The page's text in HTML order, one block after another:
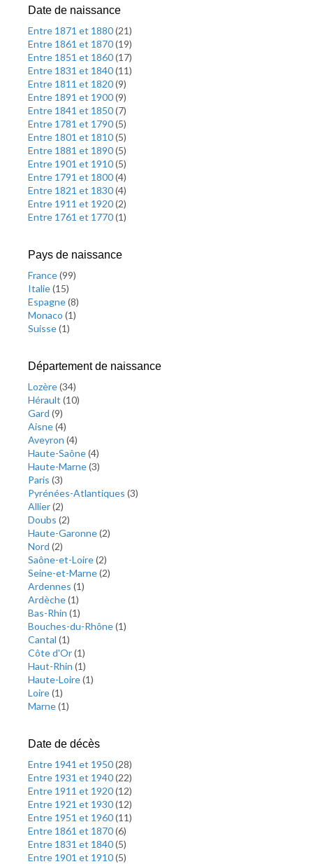
Date de naissance
Entre 1871 et 1880(21)
Entre 1861 et 1870(19)
Entre 1851 et 1860(17)
Entre 1831 et 1840(11)
Entre 1811 et 1820(9)
Entre 1891 et 1900(9)
Entre 1841 et 1850(7)
Entre 1781 et 1790(5)
Entre 1801 et 1810(5)
Entre 1881 et 1890(5)
Entre 1901 et 1910(5)
Entre 1791 et 1800(4)
Entre 1821 et 1830(4)
Entre 1911 et 1920(2)
Entre 1761 et 1770(1)
Pays de naissance
France(99)
Italie(15)
Espagne(8)
Monaco (1)
Suisse(1)
Département de naissance
Lozère(34)
Hérault (10)
Gard (9)
Aisne(4)
Aveyron (4)
Haute-Saône(4)
Haute-Marne(3)
Paris (3)
Pyrénées-Atlantiques (3)
Allier(2)
Doubs (2)
Haute-Garonne(2)
Nord (2)
Saône-et-Loire(2)
Seine-et-Marne(2)
Ardennes (1)
Ardèche(1)
Bas-Rhin (1)
Bouches-du-Rhône(1)
Cantal (1)
Côte d'Or(1)
Haut-Rhin (1)
Haute-Loire(1)
Loire(1)
Marne(1)
Date de décès
Entre 1941 et 1950(28)
Entre 1931 et 1940(22)
Entre 1911 et 1920(12)
Entre 1921 et 1930(12)
Entre 1951 et 1960(11)
Entre 1861 et 1870(6)
Entre 1831 et 1840(5)
Entre 1901 et 1910(5)